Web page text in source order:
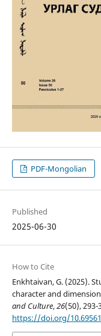
PDF-Mongolian
Published
2025-06-30
How to Cite
Enkhtaivan, G. (2025).
character and
and Culture,26(50), 293-
https://doi.org/